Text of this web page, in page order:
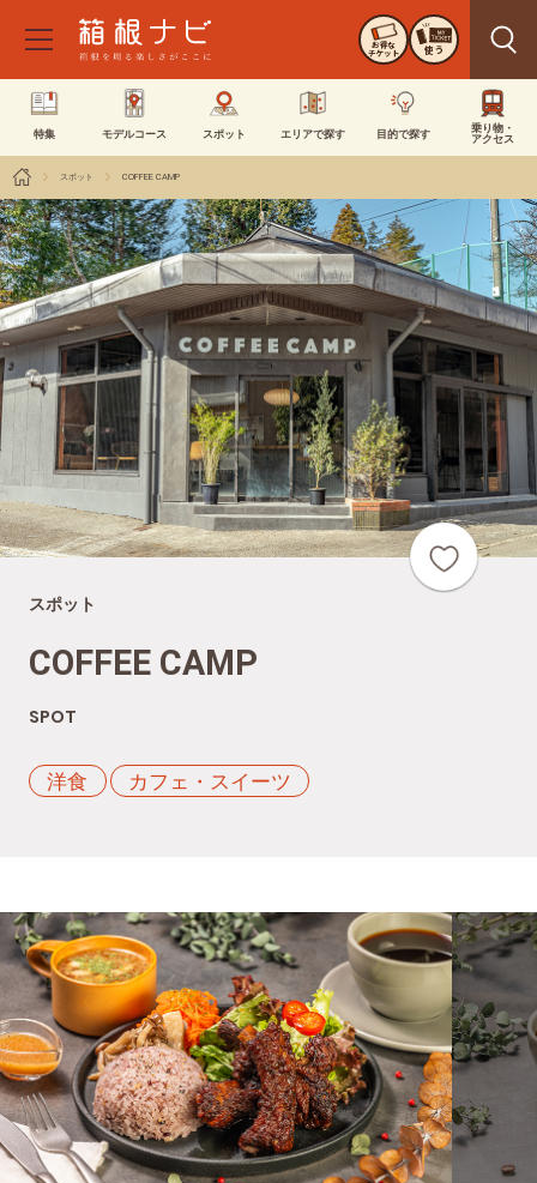
お得な
チケット 使う
特集 モデルコース スポット エリアで探す 目的で探す
乗り物・
アクセス
スポット COFFEE CAMP
スポット
COFFEE CAMP
SPOT
洋食 カフェ・スイーツ